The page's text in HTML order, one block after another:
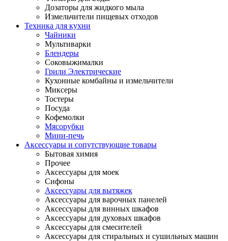
Дозаторы для жидкого мыла
Измельчители пищевых отходов
Техника для кухни
Чайники
Мультиварки
Блендеры
Соковыжималки
Грили Электрические
Кухонные комбайны и измельчители
Миксеры
Тостеры
Посуда
Кофемолки
Мясорубки
Мини-печь
Аксессуары и сопутствующие товары
Бытовая химия
Прочее
Аксессуары для моек
Сифоны
Аксессуары для вытяжек
Аксессуары для варочных панелей
Аксессуары для винных шкафов
Аксессуары для духовых шкафов
Аксессуары для смесителей
Аксессуары для стиральных и сушильных машин